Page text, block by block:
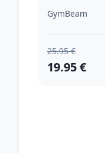
GymBeam
25.95 €
19.95 €